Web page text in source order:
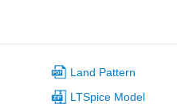
Land Pattern
LTSpice Model